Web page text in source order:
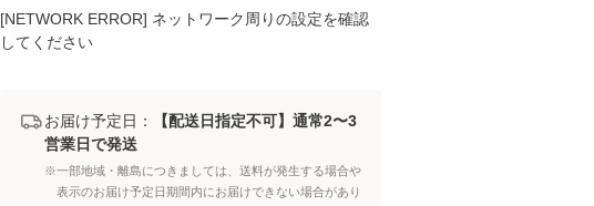
[NETWORK ERROR] ネットワーク周りの設定を確認
してください
お届け予定日：
【配送日指定不可】通常2〜3
営業日で発送
※一部地域・離島につきましては、送料が発生する場合や
表示のお届け予定日期間内にお届けできない場合があり